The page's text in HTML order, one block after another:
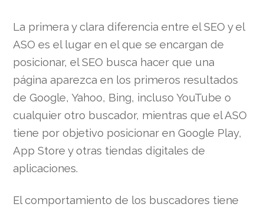
La primera y clara diferencia entre el SEO y el
ASO es el lugar en el que se encargan de
posicionar, el SEO busca hacer que una
página aparezca en los primeros resultados
de Google, Yahoo, Bing, incluso YouTube o
cualquier otro buscador, mientras que el ASO
tiene por objetivo posicionar en Google Play,
App Store y otras tiendas digitales de
aplicaciones.
El comportamiento de los buscadores tiene